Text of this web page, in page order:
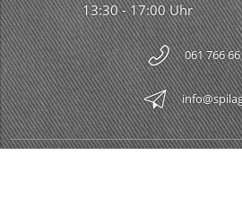
13:30 - 17:00 Uhr
061 766